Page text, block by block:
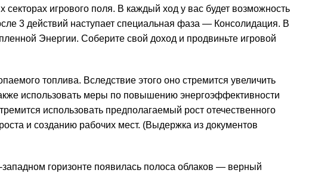
игрового поля. В каждый ход у вас будет возможность
3 действий наступает специальная фаза — Консолидация. В
Энергии. Соберите свой доход и продвиньте игровой
топлива. Вследствие этого оно стремится увеличить
использовать меры по повышению энергоэффективности
использовать предполагаемый рост отечественного
и созданию рабочих мест. (Выдержка из документов
горизонте появилась полоса облаков — верный